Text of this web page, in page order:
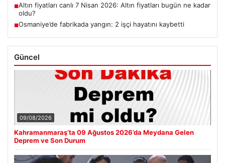
■Altın fiyatları canlı 7 Nisan 2026: Altın fiyatları bugün ne kadar
oldu?
■Osmaniye’de fabrikada yangın: 2 işçi hayatını kaybetti
Güncel
09/08/2026
Kahramanmaraş’ta 09 Ağustos 2026’da Meydana Gelen
Deprem ve Son Durum